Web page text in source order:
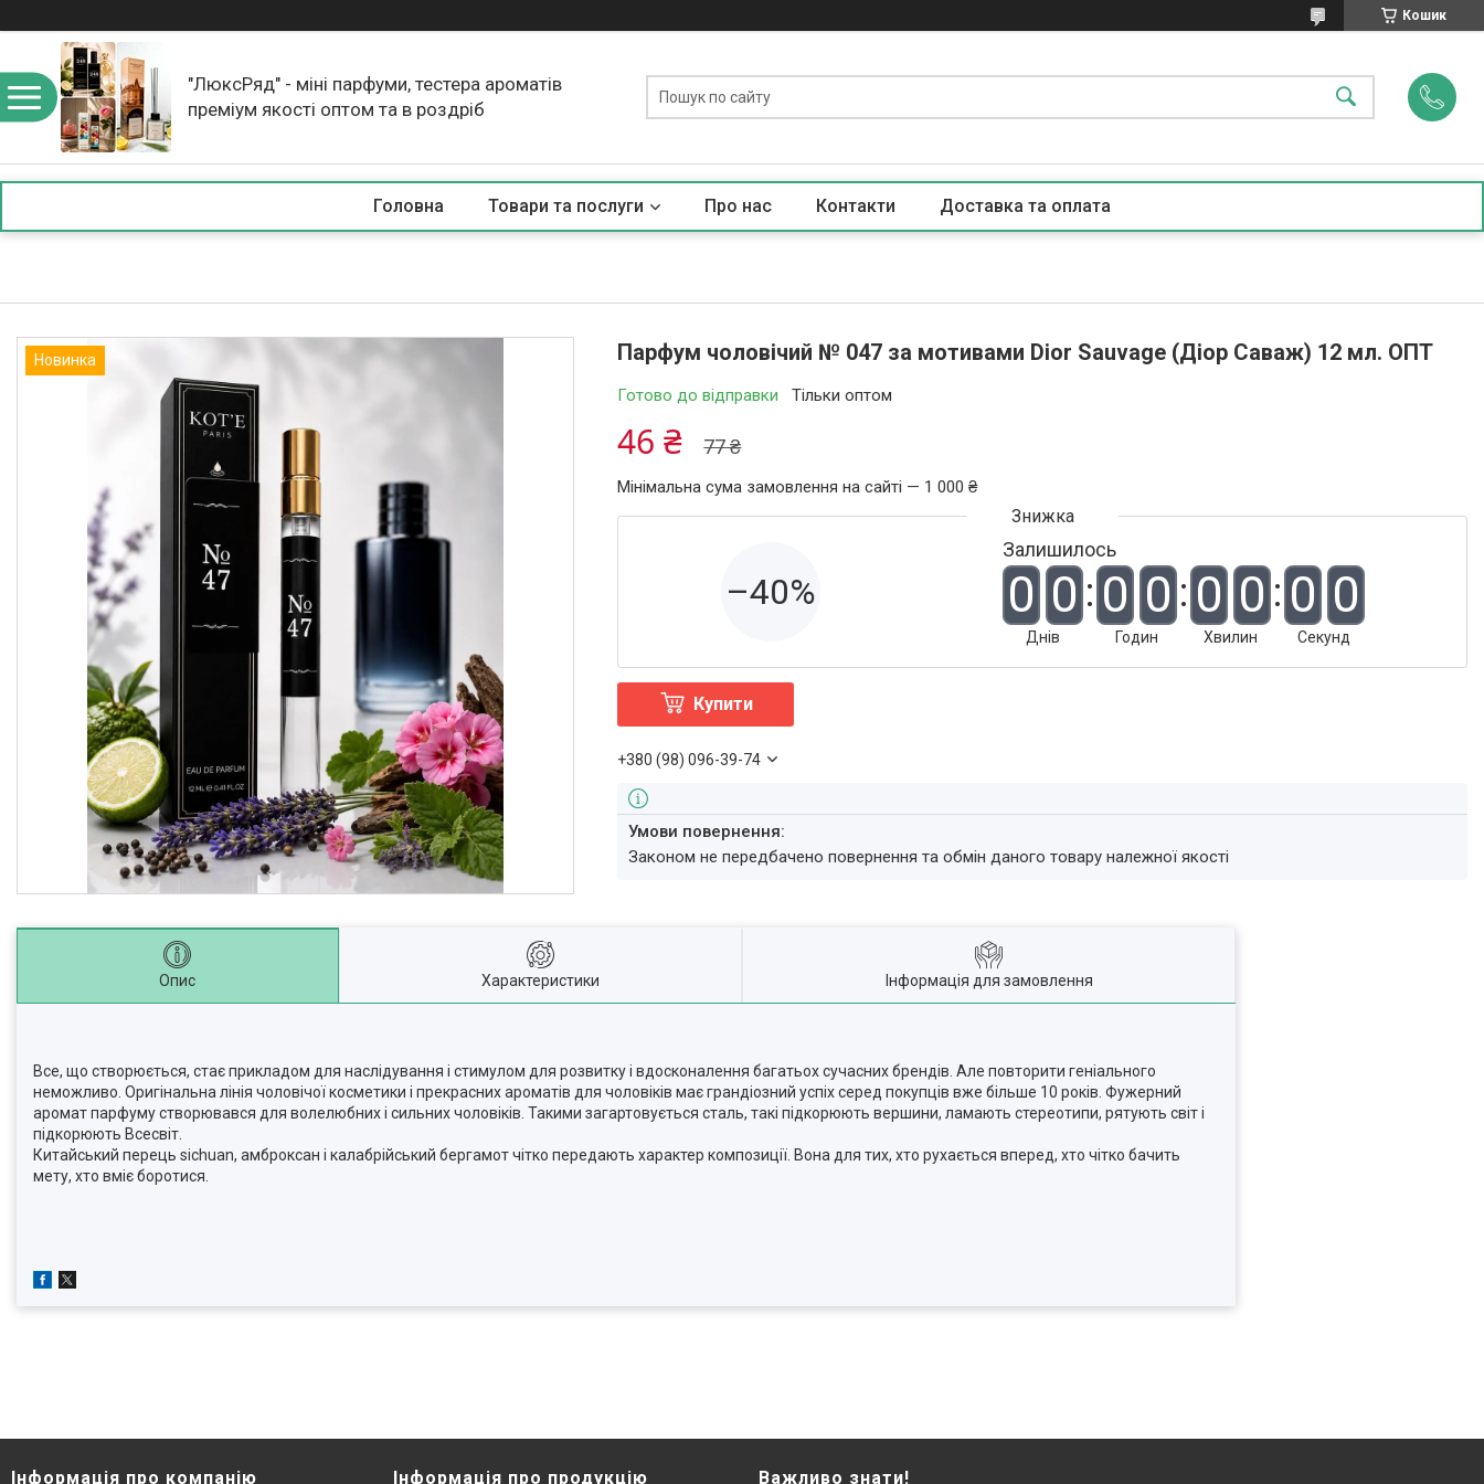
Кошик
"ЛюксРяд" - міні парфуми, тестера ароматів
преміум якості оптом та в роздріб
Головна Товари та послуги Про нас Контакти Доставка та оплата
Новинка Парфум чоловічий № 047 за мотивами Dior Sauvage (Діор Саваж) 12 мл. ОПТ
Готово до відправки Тільки оптом
77 ₴
46 ₴
Мінімальна сума замовлення на сайті — 1 000 ₴
–40%
Залишилось
0 0
Днів
0 0
Годин
0 0
Хвилин
0 0
Секунд
Купити
+380 (98) 096-39-74
Законом не передбачено повернення та обмін даного товару належної якості
Опис Характеристики Інформація для замовлення
Все, що створюється, стає прикладом для наслідування і стимулом для розвитку і вдосконалення багатьох сучасних брендів. Але повторити геніального
неможливо. Оригінальна лінія чоловічої косметики і прекрасних ароматів для чоловіків має грандіозний успіх серед покупців вже більше 10 років. Фужерний
аромат парфуму створювався для волелюбних і сильних чоловіків. Такими загартовується сталь, такі підкорюють вершини, ламають стереотипи, рятують світ і
підкорюють Всесвіт.
Китайський перець sichuan, амброксан і калабрійський бергамот чітко передають характер композиції. Вона для тих, хто рухається вперед, хто чітко бачить
мету, хто вміє боротися.
Інформація про компанію Інформація про продукцію Важливо знати!